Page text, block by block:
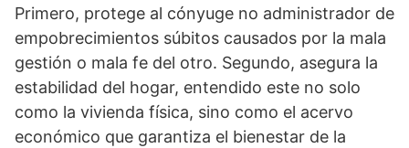
Primero, protege al cónyuge no administrador de
empobrecimientos súbitos causados por la mala
gestión o mala fe del otro. Segundo, asegura la
estabilidad del hogar, entendido este no solo
como la vivienda física, sino como el acervo
económico que garantiza el bienestar de la